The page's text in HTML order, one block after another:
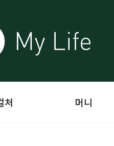
처 머니